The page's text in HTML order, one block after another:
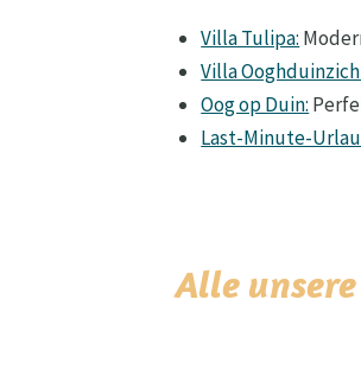
Villa Tulipa:
Villa
Oog op Duin:
Last-Minute-
Alle